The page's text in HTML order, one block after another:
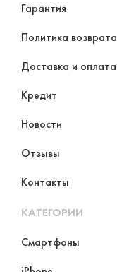
Гарантия
Политика возврата
Доставка и оплата
Кредит
Новости
Отзывы
Контакты
КАТЕГОРИИ
Смартфоны